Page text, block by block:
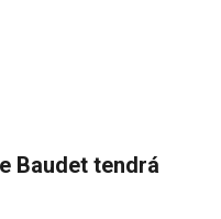
Baudet tendrá